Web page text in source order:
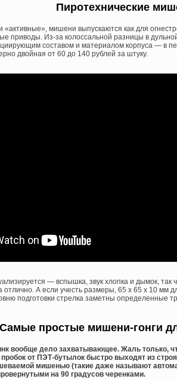
Пиротехнические
«активные», мишени выпускаются как для
приводы. Из-за колоссальной разницы в
составом и материалом корпуса — в
двойная от 60 до 140 рублей за штуку.
— вспышка, звук хлопка и дымок, так
отлично. А если учесть размеры, 65 x 65 x 10 мм
подготовки стрелка заметны определенные
Самые простые мишени-гонги
вообще дело захватывающее. Жаль только,
от ПЭТ-бутылок быстро выходят из
мишенью (такие даже называют
на 90 градусов черенками.